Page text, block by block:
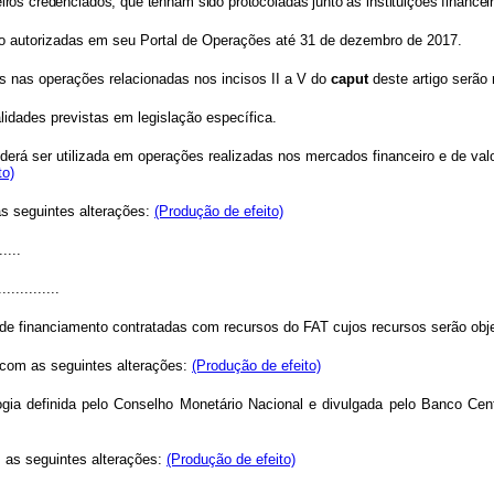
em seu Portal de Operações até 31 de dezembro de 2017.
nas operações relacionadas nos incisos II a V do caput deste artigo serão
previstas em legislação específica.
ser utilizada em operações realizadas nos mercados financeiro e de
seguintes alterações: (Produção de efeito)
financiamento contratadas com recursos do FAT cujos recursos serão
as seguintes alterações: (Produção de efeito)
definida pelo Conselho Monetário Nacional e divulgada pelo Banco
seguintes alterações: (Produção de efeito)